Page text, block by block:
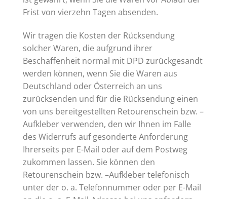
Frist von vierzehn Tagen absenden.
Wir tragen die Kosten der Rücksendung
solcher Waren, die aufgrund ihrer
Beschaffenheit normal mit DPD zurückgesandt
werden können, wenn Sie die Waren aus
Deutschland oder Österreich an uns
zurücksenden und für die Rücksendung einen
von uns bereitgestellten Retourenschein bzw. –
Aufkleber verwenden, den wir Ihnen im Falle
des Widerrufs auf gesonderte Anforderung
Ihrerseits per E-Mail oder auf dem Postweg
zukommen lassen. Sie können den
Retourenschein bzw. –Aufkleber telefonisch
unter der o. a. Telefonnummer oder per E-Mail